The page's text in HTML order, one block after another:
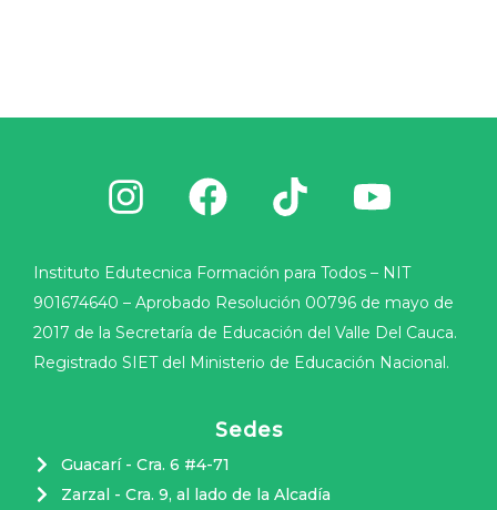
Instituto Edutecnica Formación para Todos – NIT
901674640 – Aprobado Resolución 00796 de mayo de
2017 de la Secretaría de Educación del Valle Del Cauca.
Registrado SIET del Ministerio de Educación Nacional.
Sedes
Guacarí - Cra. 6 #4-71
Zarzal - Cra. 9, al lado de la Alcadía